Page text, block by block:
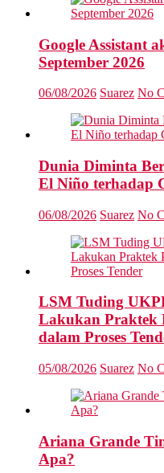
Google Assistant
September 2026
06/08/2026 Suarez No
Dunia Diminta
El Niño terhadap
06/08/2026 Suarez No
LSM Tuding
Lakukan Praktek
dalam Proses
05/08/2026 Suarez No
Ariana Grande
Apa?